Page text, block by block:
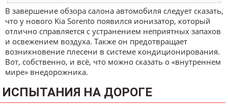
В завершение обзора салона автомобиля следует сказать,
что у нового Kia Sorento появился ионизатор, который
отлично справляется с устранением неприятных запахов
и освежением воздуха. Также он предотвращает
возникновение плесени в системе кондиционирования.
Вот, собственно, и всё, что можно сказать о «внутреннем
мире» внедорожника.
ИСПЫТАНИЯ НА ДОРОГЕ